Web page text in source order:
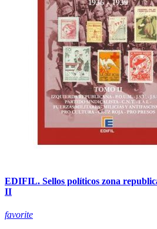
EDIFIL. Sellos políticos zona
II
favorite